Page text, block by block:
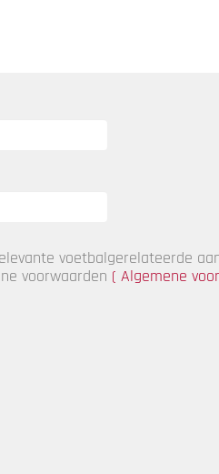
voetbalgerelateerde
voorwaarden ( Algemene